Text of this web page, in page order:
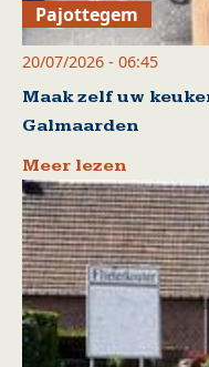
Pajottegem
20/07/2026 - 06:45
Maak zelf uw
Galmaarden
Meer lezen